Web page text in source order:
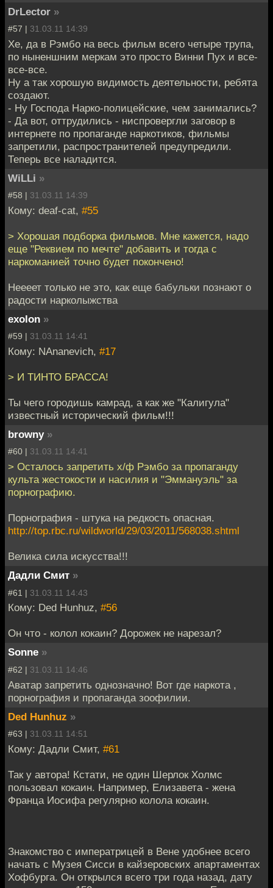
DrLector »
#57 | 31.03.11 14:39
Хе, да в Рэмбо на весь фильм всего четыре трупа,
по ныненшним меркам это просто Винни Пух и все-
все-все.
Ну а так хорошую видимость деятельности, ребята
создают.
- Ну Господа Нарко-полицейские, чем занимались?
- Да вот, оттрудились - ниспровергли заговор в
интернете по пропаганде наркотиков, фильмы
запретили, распространителей предупредили.
Теперь все наладится.
WiLLi »
#58 | 31.03.11 14:39
Кому: deaf-cat, #55
> Хорошая подборка фильмов. Мне кажется, надо
еще "Реквием по мечте" добавить и тогда с
наркоманией точно будет покончено!
Неееет только не это, как еще бабульки познают о
радости нарколыжства
exolon »
#59 | 31.03.11 14:41
Кому: NAnanevich, #17
> И ТИНТО БРАССА!
Ты чего городишь камрад, а как же "Калигула"
известный исторический фильм!!!
browny »
#60 | 31.03.11 14:41
> Осталось запретить х/ф Рэмбо за пропаганду
культа жестокости и насилия и "Эммануэль" за
порнографию.
Порнография - штука на редкость опасная.
http://top.rbc.ru/wildworld/29/03/2011/568038.shtml
Велика сила искусства!!!
Дадли Смит »
#61 | 31.03.11 14:43
Кому: Ded Hunhuz, #56
Он что - колол кокаин? Дорожек не нарезал?
Sonne »
#62 | 31.03.11 14:46
Аватар запретить однозначно! Вот где наркота ,
порнография и пропаганда зоофилии.
Ded Hunhuz »
#63 | 31.03.11 14:51
Кому: Дадли Смит, #61
Так у автора! Кстати, не один Шерлок Холмс
пользовал кокаин. Например, Елизавета - жена
Франца Иосифа регулярно колола кокаин.
Знакомство с императрицей в Вене удобнее всего
начать с Музея Сисси в кайзеровских апартаментах
Хофбурга. Он открылся всего три года назад, дату